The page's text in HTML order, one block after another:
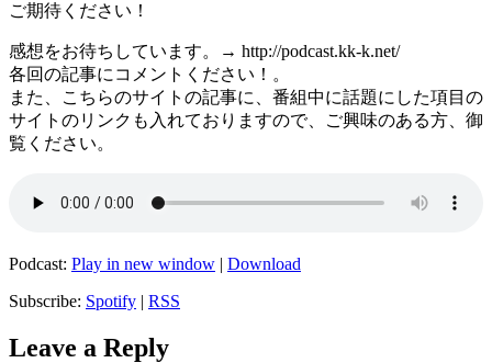
ご期待ください！
感想をお待ちしています。→ http://podcast.kk-k.net/
各回の記事にコメントください！。
また、こちらのサイトの記事に、番組中に話題にした項目の
サイトのリンクも入れておりますので、ご興味のある方、御
覧ください。
Podcast: Play in new window | Download
Subscribe: Spotify | RSS
Leave a Reply